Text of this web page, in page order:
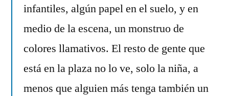
infantiles, algún papel en el suelo, y en
medio de la escena, un monstruo de
colores llamativos. El resto de gente que
está en la plaza no lo ve, solo la niña, a
menos que alguien más tenga también un